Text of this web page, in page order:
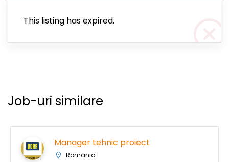
This listing has expired.
Job-uri similare
Manager tehnic proiect
România